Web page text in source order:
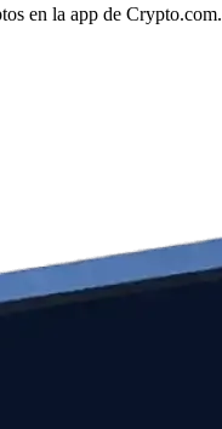
en la app de Crypto.com.